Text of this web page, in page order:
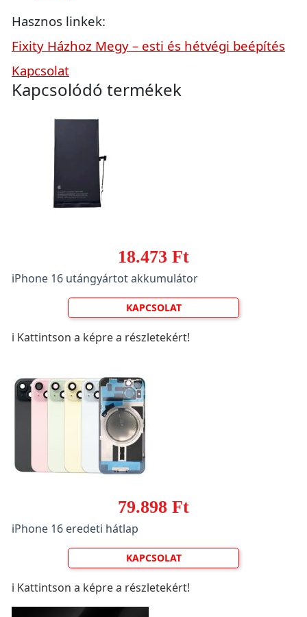
Hasznos linkek:
Fixity Házhoz Megy – esti és hétvégi beépítés
Kapcsolat
Kapcsolódó termékek
18.473 Ft
iPhone 16 utángyártot akkumulátor
KAPCSOLAT
ℹ️ Kattintson a képre a részletekért!
79.898 Ft
iPhone 16 eredeti hátlap
KAPCSOLAT
ℹ️ Kattintson a képre a részletekért!